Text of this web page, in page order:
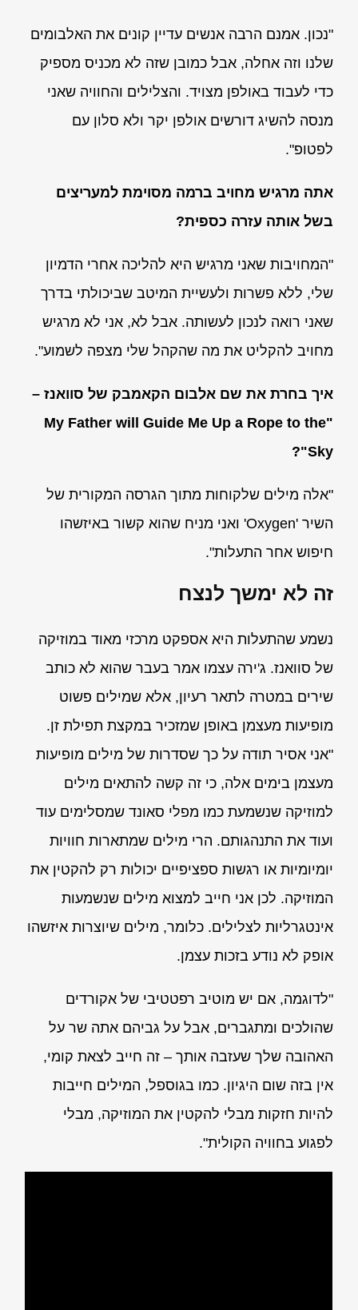
"נכון. אמנם הרבה אנשים עדיין קונים את האלבומים
שלנו וזה אחלה, אבל כמובן שזה לא מכניס מספיק
כדי לעבוד באולפן מצויד. והצלילים והחוויה שאני
מנסה להשיג דורשים אולפן יקר ולא סלון עם
לפטופ".
אתה מרגיש מחויב ברמה מסוימת למעריצים
בשל אותה עזרה כספית?
"המחויבות שאני מרגיש היא להליכה אחרי הדמיון
שלי, ללא פשרות ולעשיית המיטב שביכולתי בדרך
שאני רואה לנכון לעשותה. אבל לא, אני לא מרגיש
מחויב להקליט את מה שהקהל שלי מצפה לשמוע".
איך בחרת את שם אלבום הקאמבק של סוואנז –
"My Father will Guide Me Up a Rope to the
Sky"?
"אלה מילים שלקוחות מתוך הגרסה המקורית של
השיר 'Oxygen' ואני מניח שהוא קשור באיזשהו
חיפוש אחר התעלות".
זה לא ימשך לנצח
נשמע שהתעלות היא אספקט מרכזי מאוד במוזיקה
של סוואנז. ג'ירה עצמו אמר בעבר שהוא לא כותב
שירים במטרה לתאר רעיון, אלא שמילים פשוט
מופיעות מעצמן באופן שמזכיר במקצת תפילת זן.
"אני אסיר תודה על כך שסדרות של מילים מופיעות
מעצמן בימים אלה, כי זה קשה להתאים מילים
למוזיקה שנשמעת כמו מפלי סאונד שמסלימים עוד
ועוד את התנהגותם. הרי מילים שמתארות חוויות
יומיומיות או רגשות ספציפיים יכולות רק להקטין את
המוזיקה. לכן אני חייב למצוא מילים שנשמעות
אינטגרליות לצלילים. כלומר, מילים שיוצרות איזשהו
אופק לא נודע בזכות עצמן.
"לדוגמה, אם יש מוטיב רפטטיבי של אקורדים
שהולכים ומתגברים, אבל על גביהם אתה שר על
האהובה שלך שעזבה אותך – זה חייב לצאת קומי,
אין בזה שום היגיון. כמו בגוספל, המילים חייבות
להיות חזקות מבלי להקטין את המוזיקה, מבלי
לפגוע בחוויה הקולית".